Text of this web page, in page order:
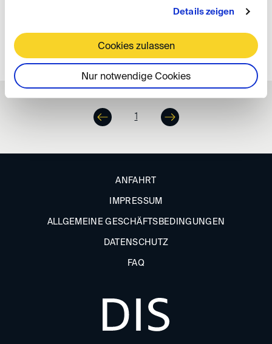
Details zeigen
Cookies zulassen
Nur notwendige Cookies
Kanzlei für Wirtschafts- und Vermögensrecht, Prof. Anton und Prof.
Bergstrasse 16
66346 Püttlingen-Köllerbach
1
ANFAHRT
IMPRESSUM
ALLGEMEINE GESCHÄFTSBEDINGUNGEN
DATENSCHUTZ
FAQ